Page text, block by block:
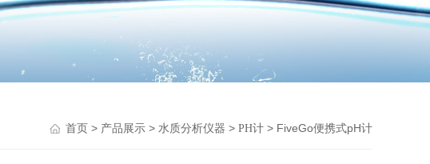
首页 > 产品展示 > 水质分析仪器 > PH计 > FiveGo便携式pH计